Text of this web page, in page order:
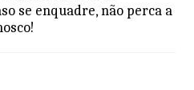
se enquadre, não perca a